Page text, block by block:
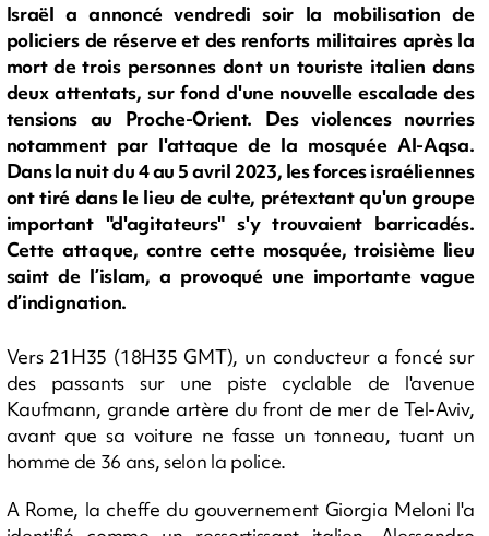
Israël a annoncé vendredi soir la mobilisation de
policiers de réserve et des renforts militaires après la
mort de trois personnes dont un touriste italien dans
deux attentats, sur fond d'une nouvelle escalade des
tensions au Proche-Orient. Des violences nourries
notamment par l'attaque de la mosquée Al-Aqsa.
Dans la nuit du 4 au 5 avril 2023, les forces israéliennes
ont tiré dans le lieu de culte, prétextant qu'un groupe
important "d'agitateurs" s'y trouvaient barricadés.
Cette attaque, contre cette mosquée, troisième lieu
saint de l’islam, a provoqué une importante vague
d’indignation.
Vers 21H35 (18H35 GMT), un conducteur a foncé sur
des passants sur une piste cyclable de l'avenue
Kaufmann, grande artère du front de mer de Tel-Aviv,
avant que sa voiture ne fasse un tonneau, tuant un
homme de 36 ans, selon la police.
A Rome, la cheffe du gouvernement Giorgia Meloni l'a